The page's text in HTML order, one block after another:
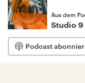
Aus dem
Studio 9
Podcast